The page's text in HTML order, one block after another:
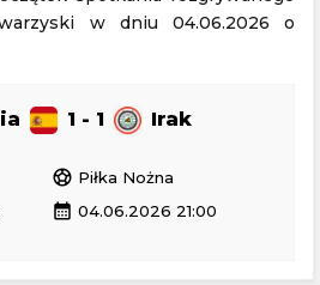
w dniu 04.06.2026 o
1 - 1 Irak
sports_soccer Piłka Nożna
calendar_month 04.06.2026 21:00